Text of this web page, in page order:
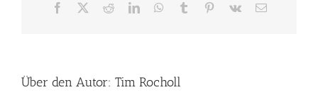
KSV-Facebook RedditLinkedInWhatsApp
Tumblr Pinterest
Vk
E-
Über den Autor: Tim Rocholl